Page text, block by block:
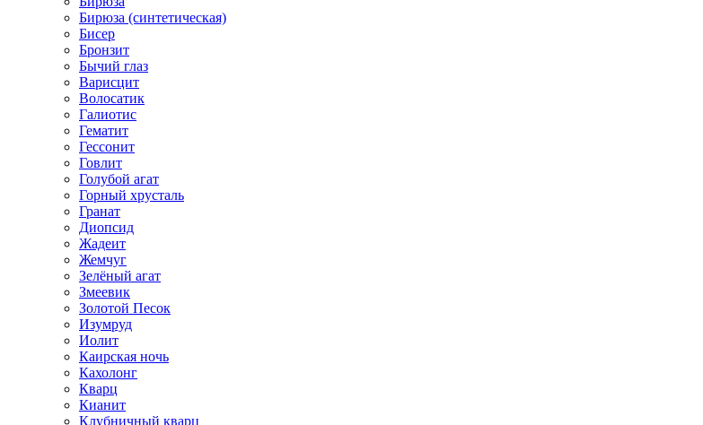
Бирюза (синтетическая)
Бисер
Бронзит
Бычий глаз
Варисцит
Волосатик
Галиотис
Гематит
Гессонит
Говлит
Голубой агат
Горный хрусталь
Гранат
Диопсид
Жадеит
Жемчуг
Зелёный агат
Змеевик
Золотой Песок
Изумруд
Иолит
Каирская ночь
Кахолонг
Кварц
Кианит
Клубничный кварц